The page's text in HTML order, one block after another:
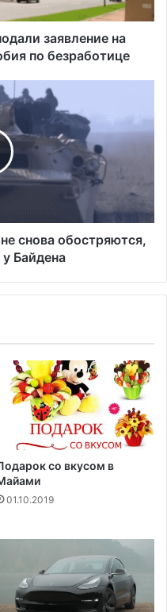
заявление на
по безработице
снова обостряются,
Байдена
со вкусом в
01.10.2019